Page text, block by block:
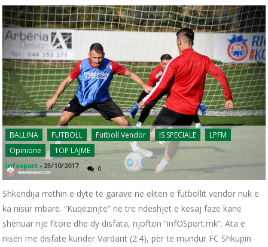
BALLINA FUTBOLL Futboll Vendor IS SPECIALE
LPFM
Opinione
TOP LAJME
infosport - 25/10/2017 0
Shkëndija rrethin e dytë të garave në elitën e futbollit vendor nuk e
ka nisur mbarë. “Kuqezinjtë” në tre ndeshjet e kësaj faze kanë
shënuar një fitore dhe dy disfata, njofton “infOSport.mk”. Ata e
nisën me disfatë kundër Vardarit (2:4), për të mundur FC Shkupin